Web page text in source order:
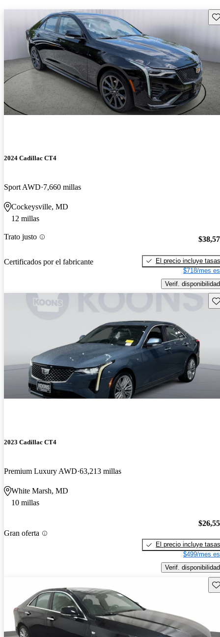
2024 Cadillac CT4
Sport AWD 7,660 millas
Cockeysville, MD
12 millas
Trato justo
Certificados por el fabricante
El precio incluye tasas
$718/mes
Verif. disponibilidad
2023 Cadillac CT4
Premium Luxury AWD 63,213 millas
White Marsh, MD
10 millas
Gran oferta
El precio incluye tasas
$499/mes
Verif. disponibilidad